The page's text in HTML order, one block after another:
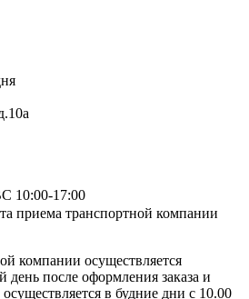
10:00-17:00
приема транспортной компании
компании осуществляется
после оформления заказа и
в будние дни с 10.00